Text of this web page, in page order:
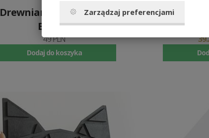
Drewniana broszka Fox
Brooch
49 PLN
Dodaj do koszyka
Zarządzaj preferencjami